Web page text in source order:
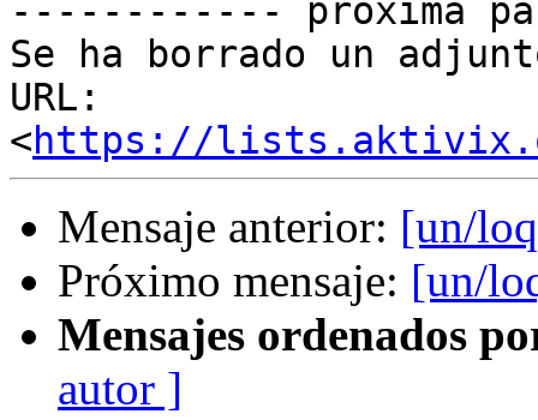
------------ próxima
Se ha borrado un
URL:
<https://
Mensaje anterior: [un/
Próximo mensaje: [un/
Mensajes ordenados
autor ]